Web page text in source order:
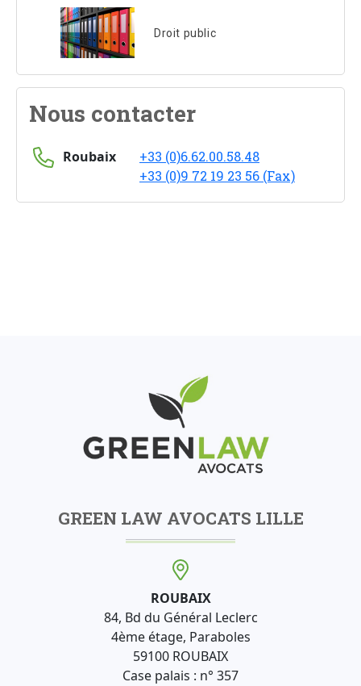
Droit public
Nous contacter
Roubaix
+33 (0)6.62.00.58.48
+33 (0)9 72 19 23 56 (Fax)
GREEN LAW AVOCATS LILLE
ROUBAIX
84, Bd du Général Leclerc
4ème étage, Paraboles
59100 ROUBAIX
Case palais : n° 357